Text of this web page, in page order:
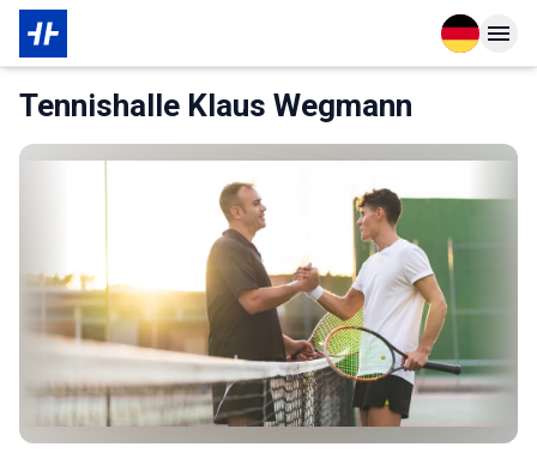
OpenOpen
Das Wichtigste zur Mitgliedschaft
Tennishalle Klaus Wegmann